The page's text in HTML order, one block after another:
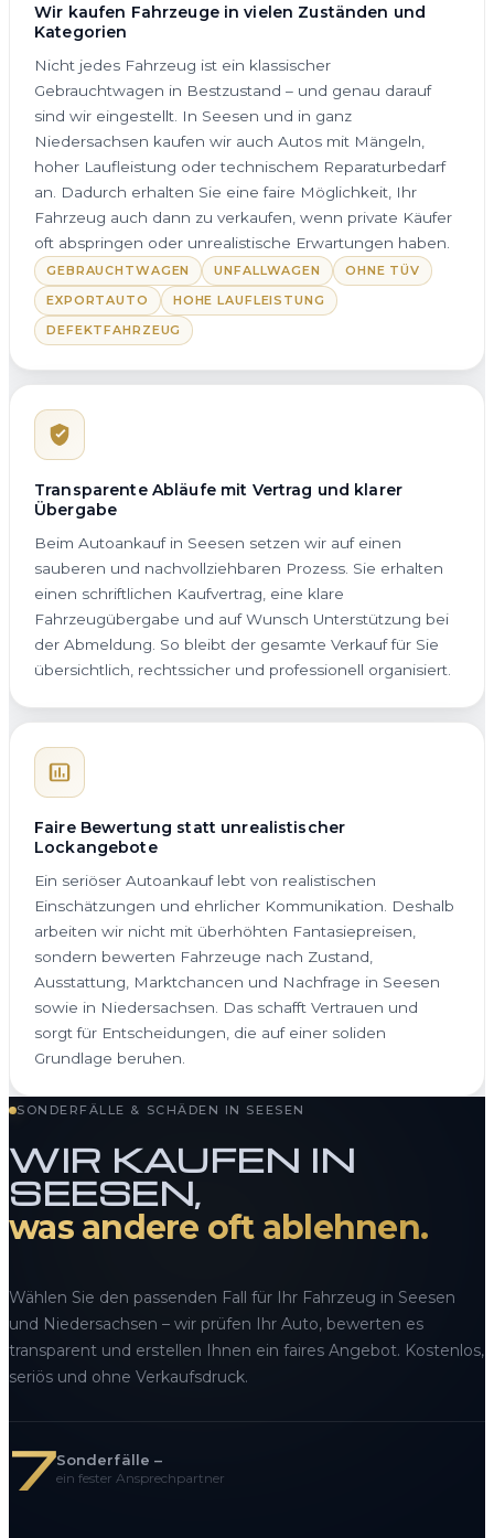
Wir kaufen Fahrzeuge in vielen Zuständen und
Kategorien
Nicht jedes Fahrzeug ist ein klassischer
Gebrauchtwagen in Bestzustand – und genau darauf
sind wir eingestellt. In Seesen und in ganz
Niedersachsen kaufen wir auch Autos mit Mängeln,
hoher Laufleistung oder technischem Reparaturbedarf
an. Dadurch erhalten Sie eine faire Möglichkeit, Ihr
Fahrzeug auch dann zu verkaufen, wenn private Käufer
oft abspringen oder unrealistische Erwartungen haben.
GEBRAUCHTWAGEN UNFALLWAGEN
OHNE TÜV
EXPORTAUTO
HOHE LAUFLEISTUNG
DEFEKTFAHRZEUG
Transparente Abläufe mit Vertrag und klarer
Übergabe
Beim Autoankauf in Seesen setzen wir auf einen
sauberen und nachvollziehbaren Prozess. Sie erhalten
einen schriftlichen Kaufvertrag, eine klare
Fahrzeugübergabe und auf Wunsch Unterstützung bei
der Abmeldung. So bleibt der gesamte Verkauf für Sie
übersichtlich, rechtssicher und professionell organisiert.
Faire Bewertung statt unrealistischer
Lockangebote
Ein seriöser Autoankauf lebt von realistischen
Einschätzungen und ehrlicher Kommunikation. Deshalb
arbeiten wir nicht mit überhöhten Fantasiepreisen,
sondern bewerten Fahrzeuge nach Zustand,
Ausstattung, Marktchancen und Nachfrage in Seesen
sowie in Niedersachsen. Das schafft Vertrauen und
sorgt für Entscheidungen, die auf einer soliden
Grundlage beruhen.
SONDERFÄLLE & SCHÄDEN IN SEESEN
WIR KAUFEN IN
SEESEN,
was andere oft ablehnen.
Wählen Sie den passenden Fall für Ihr Fahrzeug in Seesen
und Niedersachsen – wir prüfen Ihr Auto, bewerten es
transparent und erstellen Ihnen ein faires Angebot. Kostenlos,
seriös und ohne Verkaufsdruck.
7Sonderfälle –
ein fester Ansprechpartner